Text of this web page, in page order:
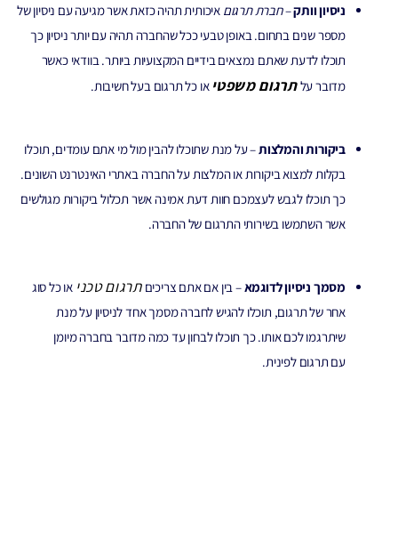
ניסיון וותק–חברת תרגום איכותית תהיה כזאת אשר מגיעה עם ניסיון של
מספר שנים בתחום. באופן טבעי ככל שהחברה תהיה עם יותר ניסיון כך
תוכלו לדעת שאתם נמצאים בידיים המקצועיות ביותר. בוודאי כאשר
מדובר עלתרגום משפטי או כל תרגום בעל חשיבות.
ביקורות והמלצות– על מנת שתוכלו להבין מול מי אתם עומדים, תוכלו
בקלות למצוא ביקורות או המלצות על החברה באתרי האינטרנט השונים.
כך תוכלו לגבש לעצמכם חוות דעת אמינה אשר תכלול ביקורות מגולשים
אשר השתמשו בשירותי התרגום של החברה.
מסמך ניסיון לדוגמא– בין אם אתם צריכיםתרגום טכני או כל סוג
אחר של תרגום, תוכלו להגיש לחברה מסמך אחד לניסיון על מנת
שיתרגמו לכם אותו. כך תוכלו לבחון עד כמה מדובר בחברה מיומן
עם תרגום לפינית.